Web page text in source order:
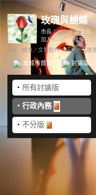
玫瑰與蝴蝶
市長：Lilah
副市長：
加入本城市｜推薦本城
udn
城市／文學創作／詩詞 ／【玫
本城市首頁 討論區
‧ 所有討論版
‧ 行政內務
‧ 不分版